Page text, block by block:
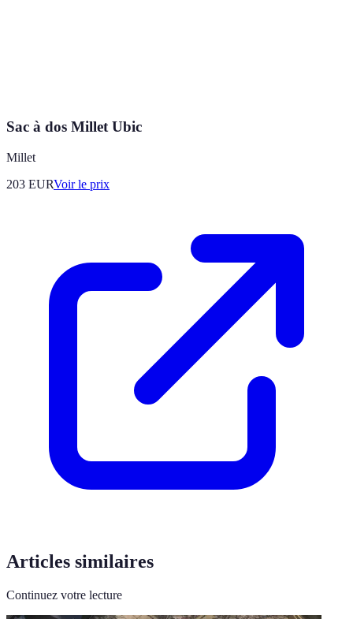
Sac à dos Millet Ubic
Millet
203 EURVoir le prix
Articles similaires
Continuez votre lecture